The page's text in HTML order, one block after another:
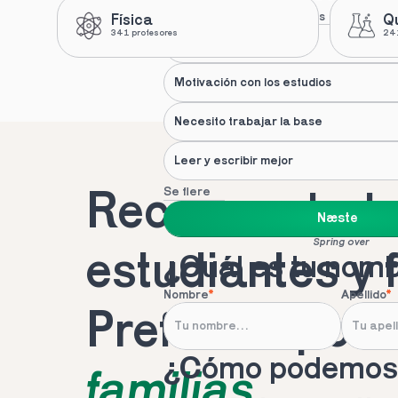
Nuestras recomendaciones
Motivación con los estudios
Necesito trabajar la base
Leer y escribir mejor
Se flere
Næste
Spring over
¿Cuál es tu
Nombre* Apellido*
¿Cómo podemos
Física
341 profesores
estudiantes y
Preferido por